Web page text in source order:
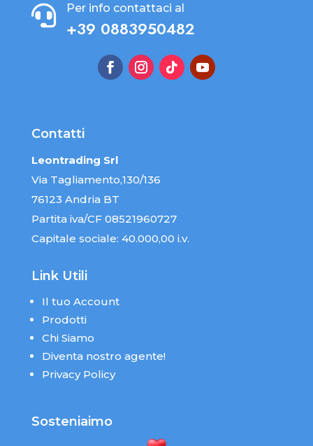
 Per info contattaci al
+39 0883950482
Contatti
Leontrading Srl
Via Tagliamento,130/136
76123 Andria BT
Partita iva/CF 08521960727
Capitale sociale: 40.000,00 i.v.
Link Utili
Il tuo Account
Prodotti
Chi Siamo
Diventa nostro agente!
Privacy Policy
Sosteniaimo